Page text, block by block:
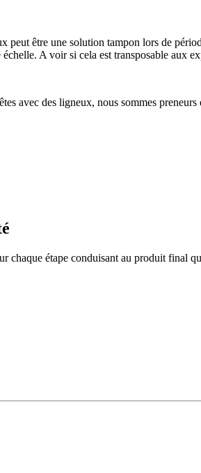
peut être une solution tampon lors de
échelle. A voir si cela est transposable aux
avec des ligneux, nous sommes
chaque étape conduisant au produit final